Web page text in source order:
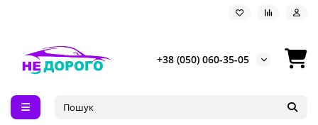
+38 (050) 060-35-05